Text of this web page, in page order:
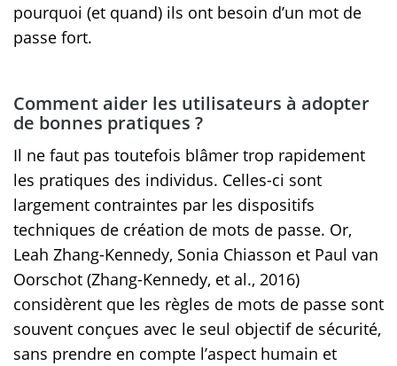
pourquoi (et quand) ils ont besoin d’un mot de
passe fort.
Comment aider les utilisateurs à adopter
de bonnes pratiques ?
Il ne faut pas toutefois blâmer trop rapidement
les pratiques des individus. Celles-ci sont
largement contraintes par les dispositifs
techniques de création de mots de passe. Or,
Leah Zhang-Kennedy, Sonia Chiasson et Paul van
Oorschot (Zhang-Kennedy, et al., 2016)
considèrent que les règles de mots de passe sont
souvent conçues avec le seul objectif de sécurité,
sans prendre en compte l’aspect humain et